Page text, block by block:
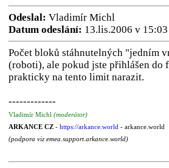
Odeslal: Vladimír Michl
Datum odeslání: 13.lis.2006 v 15:03
Počet bloků stáhnutelných "jedním
(roboti), ale pokud jste přihlášen do
prakticky na tento limit narazit.
-------------
Vladimír Michl (moderátor)
ARKANCE CZ- https://arkance.world - arkance.world
(podpora viz emea.support.arkance.world)